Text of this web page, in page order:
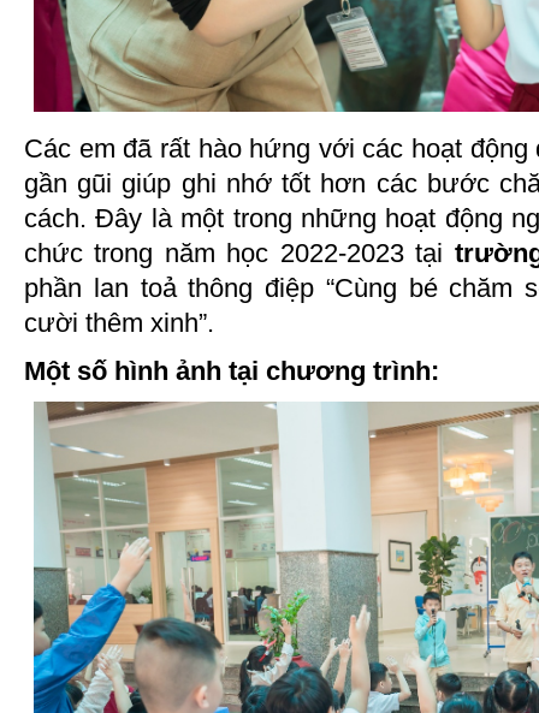
Các em đã rất hào hứng với các hoạt
gần gũi giúp ghi nhớ tốt hơn các bước
cách. Đây là một trong những hoạt động
chức trong năm học 2022-2023 tại
phần lan toả thông điệp “Cùng bé chăm
cười thêm xinh”.
Một số hình ảnh tại chương trình: